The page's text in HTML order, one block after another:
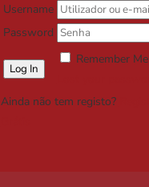
Username
Password
Remember Me
Ainda não tem registo?